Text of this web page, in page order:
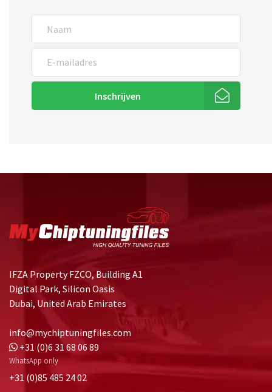
Inschrijven
IFZA Property FZCO, Building A1
Digital Park, Silicon Oasis
Dubai, United Arab Emirates
info@mychiptuningfiles.com
+31 (0)6 31 68 06 89
WhatsApp only
+31 (0)85 485 24 02